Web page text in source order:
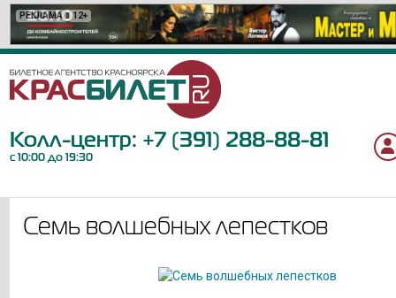
РЕКЛАМА 12+
РЕКЛАМА 12+
РЕКЛАМА 6+
РЕКЛАМА 12+
РЕКЛАМА 16+
РЕКЛАМА 12+
РЕКЛАМА 12+
РЕКЛАМА 16+
РЕКЛАМА 18+
РЕКЛАМА 18+
РЕКЛАМА 12+
РЕКЛАМА 0+
РЕКЛАМА 6+
РЕКЛАМА 6+
РЕКЛАМА 12+
РЕКЛАМА 6+
РЕКЛАМА 6+
РЕКЛАМА 12+
РЕКЛАМА 12+
РЕКЛАМА 6+
Колл-центр: +7 (391) 288-88-81
с 10:00 до 19:30
Семь волшебных лепестков